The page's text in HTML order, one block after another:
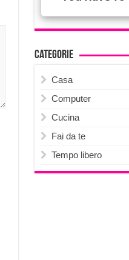
Categorie
Casa
Computer
Cucina
Fai da te
Tempo libero